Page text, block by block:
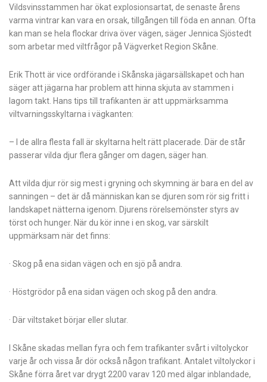
Vildsvinsstammen har ökat explosionsartat, de senaste årens
varma vintrar kan vara en orsak, tillgången till föda en annan. Ofta
kan man se hela flockar driva över vägen, säger Jennica Sjöstedt
som arbetar med viltfrågor på Vägverket Region Skåne.
Erik Thott är vice ordförande i Skånska jägarsällskapet och han
säger att jägarna har problem att hinna skjuta av stammen i
lagom takt. Hans tips till trafikanten är att uppmärksamma
viltvarningsskyltarna i vägkanten:
– I de allra flesta fall är skyltarna helt rätt placerade. Där de står
passerar vilda djur flera gånger om dagen, säger han.
Att vilda djur rör sig mest i gryning och skymning är bara en del av
sanningen – det är då människan kan se djuren som rör sig fritt i
landskapet nätterna igenom. Djurens rörelsemönster styrs av
törst och hunger. När du kör inne i en skog, var särskilt
uppmärksam när det finns:
· Skog på ena sidan vägen och en sjö på andra.
· Höstgrödor på ena sidan vägen och skog på den andra.
· Där viltstaket börjar eller slutar.
I Skåne skadas mellan fyra och fem trafikanter svårt i viltolyckor
varje år och vissa år dör också någon trafikant. Antalet viltolyckor i
Skåne förra året var drygt 2200 varav 120 med älgar inblandade,